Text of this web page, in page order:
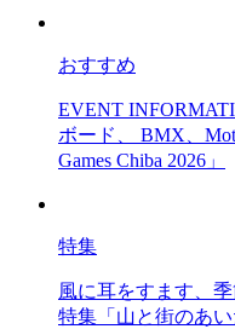
おすすめ
EVENT
ボード、 BMX、
Games Chiba 2026」
特集
風に耳をすます、
特集「山と街のあ